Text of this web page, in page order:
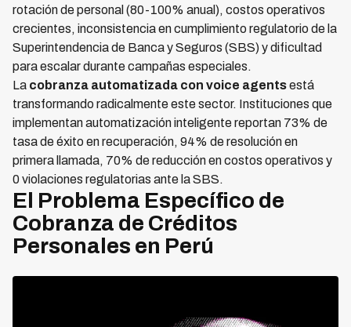
rotación de personal (80-100% anual), costos operativos
crecientes, inconsistencia en cumplimiento regulatorio de la
Superintendencia de Banca y Seguros (SBS) y dificultad
para escalar durante campañas especiales.
La cobranza automatizada con voice agentsestá
transformando radicalmente este sector. Instituciones que
implementan automatización inteligente reportan 73% de
tasa de éxito en recuperación, 94% de resolución en
primera llamada, 70% de reducción en costos operativos y
0 violaciones regulatorias ante la SBS.
El Problema Específico de
Cobranza de Créditos
Personales en Perú